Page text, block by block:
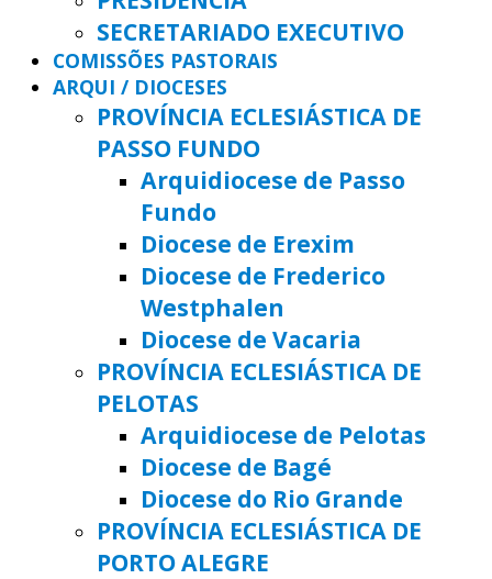
SECRETARIADO EXECUTIVO
COMISSÕES PASTORAIS
ARQUI / DIOCESES
PROVÍNCIA ECLESIÁSTICA DE
PASSO FUNDO
Arquidiocese de Passo
Fundo
Diocese de Erexim
Diocese de Frederico
Westphalen
Diocese de Vacaria
PROVÍNCIA ECLESIÁSTICA DE
PELOTAS
Arquidiocese de Pelotas
Diocese de Bagé
Diocese do Rio Grande
PROVÍNCIA ECLESIÁSTICA DE
PORTO ALEGRE